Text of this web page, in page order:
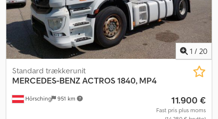
1 / 20
Hörsching 951 km
Standard trækkerunit
MERCEDES-BENZACTROS 1840, MP4
11.900 €
Fast pris plus moms